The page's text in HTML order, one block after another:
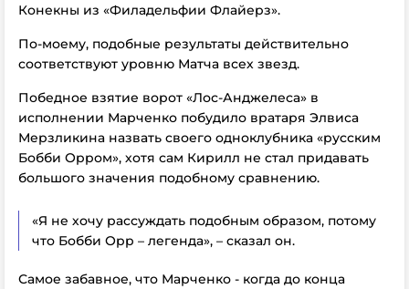
Конекны из «Филадельфии Флайерз».
По-моему, подобные результаты действительно
соответствуют уровню Матча всех звезд.
Победное взятие ворот «Лос-Анджелеса» в
исполнении Марченко побудило вратаря Элвиса
Мерзликина назвать своего одноклубника «русским
Бобби Орром», хотя сам Кирилл не стал придавать
большого значения подобному сравнению.
«Я не хочу рассуждать подобным образом, потому
что Бобби Орр – легенда», – сказал он.
Самое забавное, что Марченко - когда до конца